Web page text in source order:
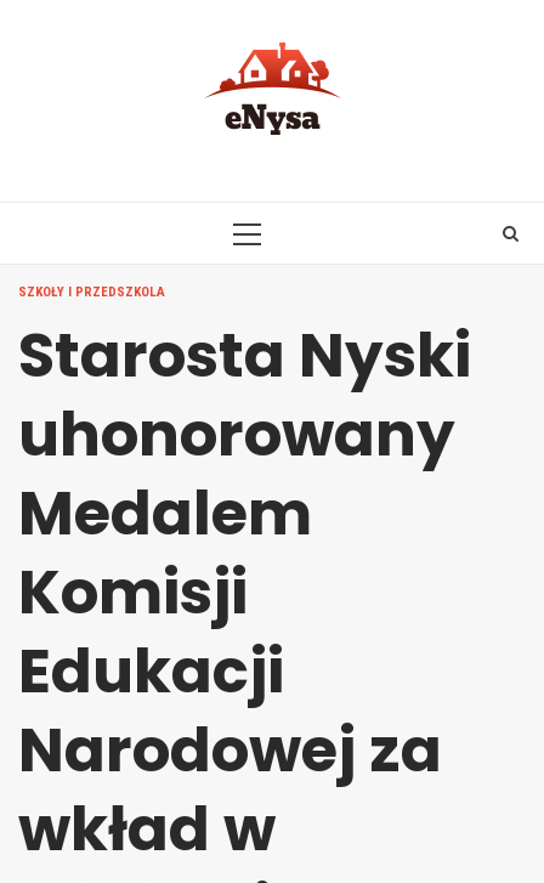
PRIMARY
SZKOŁY I PRZEDSZKOLA
Starosta Nyski
uhonorowany
Medalem
Komisji
Edukacji
Narodowej za
wkład w